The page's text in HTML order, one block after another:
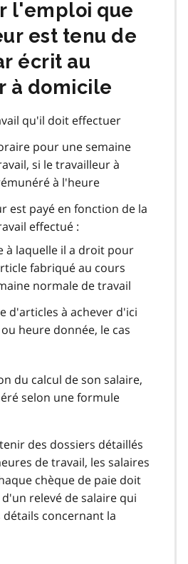
l'emploi que
est tenu de
écrit au
à domicile
qu'il doit effectuer
pour une semaine
si le travailleur à
à l'heure
est payé en fonction de la
effectué :
à laquelle il a droit pour
fabriqué au cours
normale de travail
d'articles à achever d'ici
heure donnée, le cas
du calcul de son salaire,
selon une formule
des dossiers détaillés
de travail, les salaires
chèque de paie doit
relevé de salaire qui
concernant la